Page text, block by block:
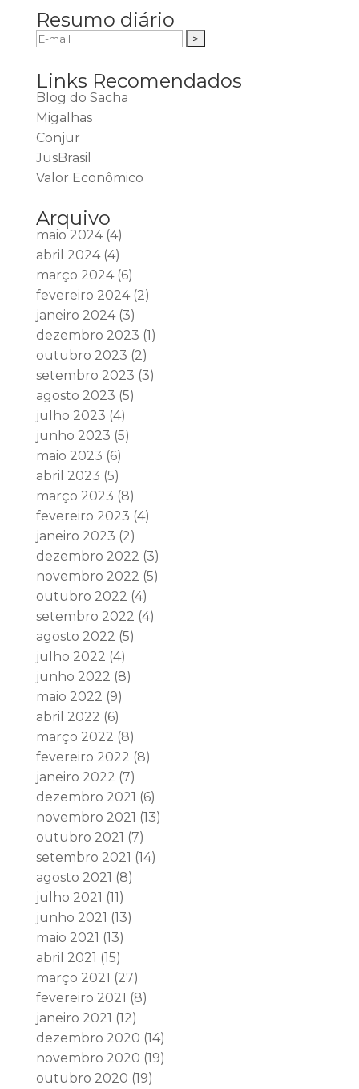
Resumo diário
Links Recomendados
Blog do Sacha
Migalhas
Conjur
JusBrasil
Valor Econômico
Arquivo
maio 2024(4)
abril 2024(4)
março 2024(6)
fevereiro 2024(2)
janeiro 2024(3)
dezembro 2023 (1)
outubro 2023 (2)
setembro 2023 (3)
agosto 2023 (5)
julho 2023 (4)
junho 2023 (5)
maio 2023 (6)
abril 2023 (5)
março 2023 (8)
fevereiro 2023 (4)
janeiro 2023 (2)
dezembro 2022 (3)
novembro 2022 (5)
outubro 2022 (4)
setembro 2022 (4)
agosto 2022 (5)
julho 2022 (4)
junho 2022 (8)
maio 2022 (9)
abril 2022 (6)
março 2022 (8)
fevereiro 2022 (8)
janeiro 2022 (7)
dezembro 2021 (6)
novembro 2021 (13)
outubro 2021 (7)
setembro 2021 (14)
agosto 2021 (8)
julho 2021 (11)
junho 2021 (13)
maio 2021 (13)
abril 2021 (15)
março 2021 (27)
fevereiro 2021 (8)
janeiro 2021 (12)
dezembro 2020 (14)
novembro 2020 (19)
outubro 2020 (19)